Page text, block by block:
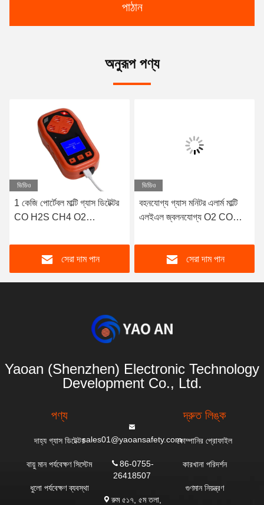
পাঠান
অনুরূপ পণ্য
ভিডিও
1 কেজি পোর্টেবল মাল্টি গ্যাস ডিটেক্টর
CO H2S CH4 O2
Certified
সেরা দাম পান
ভিডিও
বহনযোগ্য গ্যাস মনিটর এলার্ম মাল্টি
এলইএল জ্বলনযোগ্য O2 CO
সেরা দাম পান
Yaoan (Shenzhen) Electronic Technology
Development Co., Ltd.
পণ্য
দাহ্য গ্যাস ডিটেক্টর
বায়ু মান পর্যবেক্ষণ সিস্টেম
ধুলো পর্যবেক্ষণ ব্যবস্থা
sales01@yaoansafety.com
86-0755-
26418507
রুম ৫১৭, ৫ম তলা,
দ্রুত লিঙ্ক
কোম্পানির প্রোফাইল
কারখানা পরিদর্শন
গুণমান নিয়ন্ত্রণ